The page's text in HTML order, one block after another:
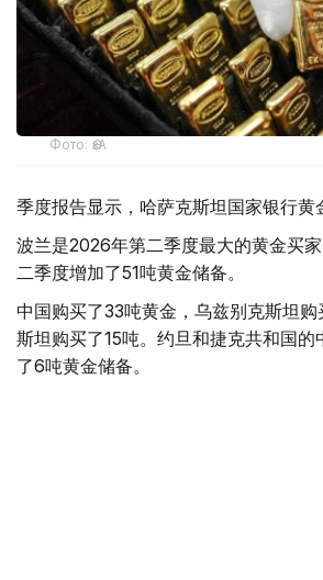
Фото: ӨзА
季度报告显示，哈萨克斯坦国家银行黄
波兰是2026年第二季度最大的黄金买
二季度增加了51吨黄金储备。
中国购买了33吨黄金，乌兹别克斯坦
斯坦购买了15吨。约旦和捷克共和国的
了6吨黄金储备。